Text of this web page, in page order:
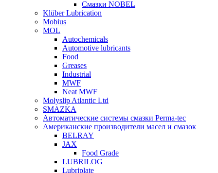
Смазки NOBEL
Klüber Lubrication
Mobius
MOL
Autochemicals
Automotive lubricants
Food
Greases
Industrial
MWF
Neat MWF
Molyslip Atlantic Ltd
SMAZKA
Автоматические системы смазки Perma-tec
Американские производители масел и смазок
BELRAY
JAX
Food Grade
LUBRILOG
Lubriplate